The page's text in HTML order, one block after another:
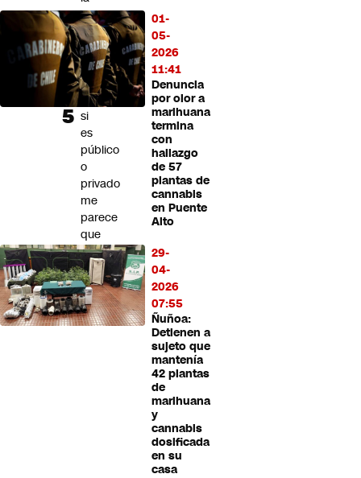
01-
05-
2026
11:41
Denuncia
por olor a
marihuana
termina
con
hallazgo
de 57
plantas de
cannabis
en Puente
Alto
29-
04-
2026
07:55
Ñuñoa:
Detienen a
sujeto que
mantenía
42 plantas
de
marihuana
y
cannabis
dosificada
en su
casa
crisis
de
Codelco:
"El
debate
sobre
si
es
público
o
privado
me
parece
que
es
menos
importante"